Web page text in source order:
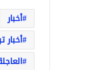
أخبار
أخبار